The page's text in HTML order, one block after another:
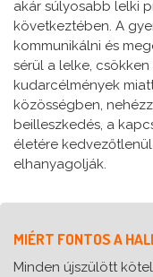
akár súlyosabb lelki
következtében. A
kommunikálni és
sérül a lelke,
kudarcélmények
közösségben,
beilleszkedés, a
életére
elhanyagolják.
MIÉRT FONTOS A
Minden újszülött